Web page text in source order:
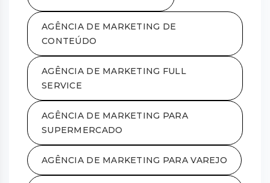
AGÊNCIA DE MARKETING DE
CONTEÚDO
AGÊNCIA DE MARKETING FULL
SERVICE
AGÊNCIA DE MARKETING PARA
SUPERMERCADO
AGÊNCIA DE MARKETING PARA VAREJO